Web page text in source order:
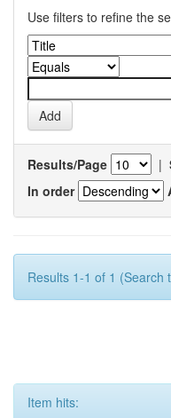
Use filters to refine the
Results/Page |
In order
Results 1-1 of 1 (Search
Item hits: